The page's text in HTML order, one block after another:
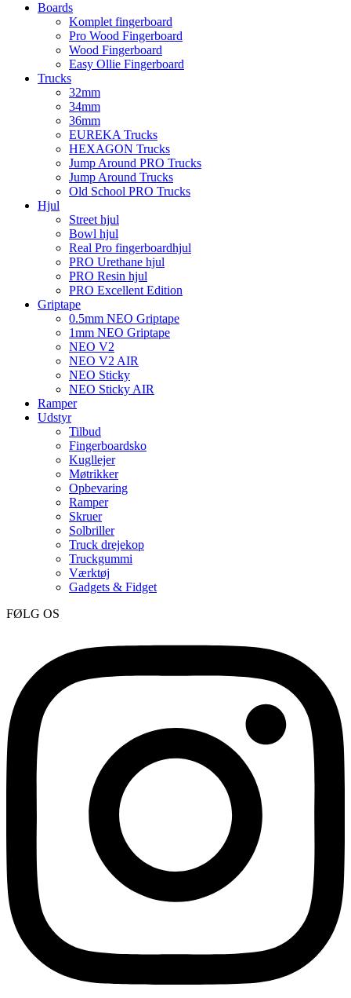
Boards
Komplet fingerboard
Pro Wood Fingerboard
Wood Fingerboard
Easy Ollie Fingerboard
Trucks
32mm
34mm
36mm
EUREKA Trucks
HEXAGON Trucks
Jump Around PRO Trucks
Jump Around Trucks
Old School PRO Trucks
Hjul
Street hjul
Bowl hjul
Real Pro fingerboardhjul
PRO Urethane hjul
PRO Resin hjul
PRO Excellent Edition
Griptape
0.5mm NEO Griptape
1mm NEO Griptape
NEO V2
NEO V2 AIR
NEO Sticky
NEO Sticky AIR
Ramper
Udstyr
Tilbud
Fingerboardsko
Kugllejer
Møtrikker
Opbevaring
Ramper
Skruer
Solbriller
Truck drejekop
Truckgummi
Værktøj
Gadgets & Fidget
FØLG OS